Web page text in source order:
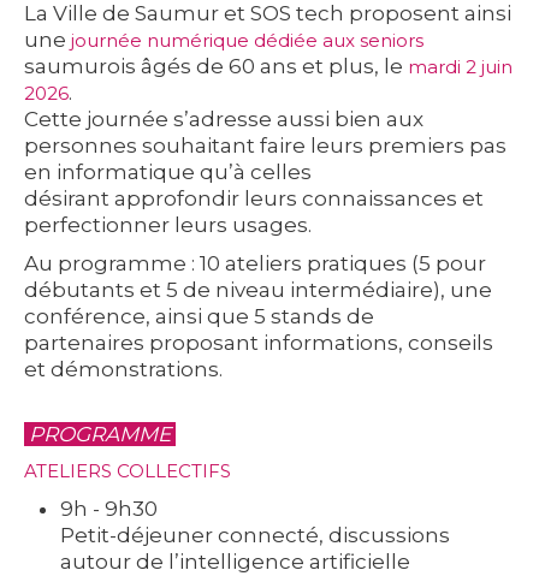
La Ville de Saumur et SOS tech proposent ainsi
une journée numérique dédiée aux seniors
saumurois âgés de 60 ans et plus, le mardi 2 juin
2026.
Cette journée s’adresse aussi bien aux
personnes souhaitant faire leurs premiers pas
en informatique qu’à celles
désirant approfondir leurs connaissances et
perfectionner leurs usages.
Au programme : 10 ateliers pratiques (5 pour
débutants et 5 de niveau intermédiaire), une
conférence, ainsi que 5 stands de
partenaires proposant informations, conseils
et démonstrations.
PROGRAMME
ATELIERS COLLECTIFS
9h - 9h30
Petit-déjeuner connecté, discussions
autour de l’intelligence artificielle